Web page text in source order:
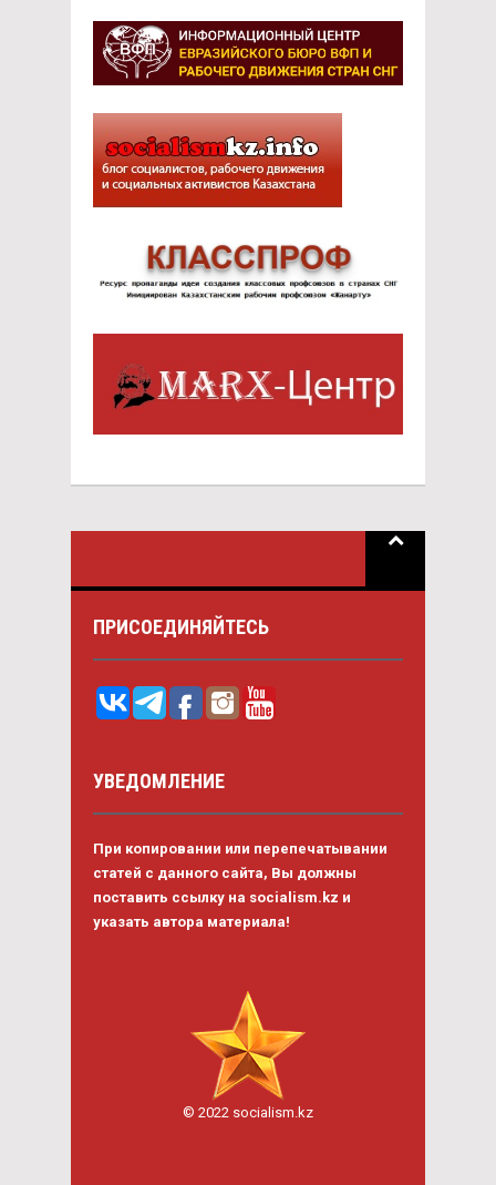
ПРИСОЕДИНЯЙТЕСЬ
УВЕДОМЛЕНИЕ
При копировании или перепечатывании
статей с данного сайта, Вы должны
поставить ссылку на socialism.kz и
указать автора материала!
© 2022 socialism.kz